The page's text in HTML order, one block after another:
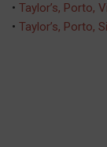
• Taylor’s, Porto,
• Taylor’s, Porto,